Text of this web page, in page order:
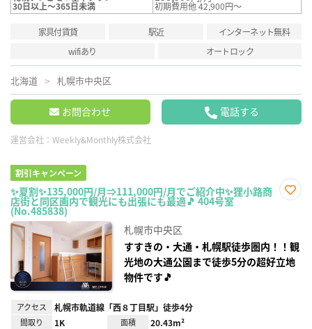
30日以上～365日未満 初期費用他 42,900円～
家具付賃貸 駅近
インターネット無料
wifiあり
オートロック
北海道 札幌市中央区
お問合わせ 電話する
運営会社： Weekly&Monthly株式会社
割引キャンペーン
✨夏割✨135,000円/月⇒111,000円/月でご紹介中✨狸小路商
店街と同区画内で観光にも出張にも最適🎵 404号室
(No.485838)
札幌市中央区
すすきの・大通・札幌駅徒歩圏内！！観
光地の大通公園まで徒歩5分の超好立地
物件です🎵
アクセス 札幌市軌道線「西８丁目駅」徒歩4分
間取り 1K 面積 20.43m²